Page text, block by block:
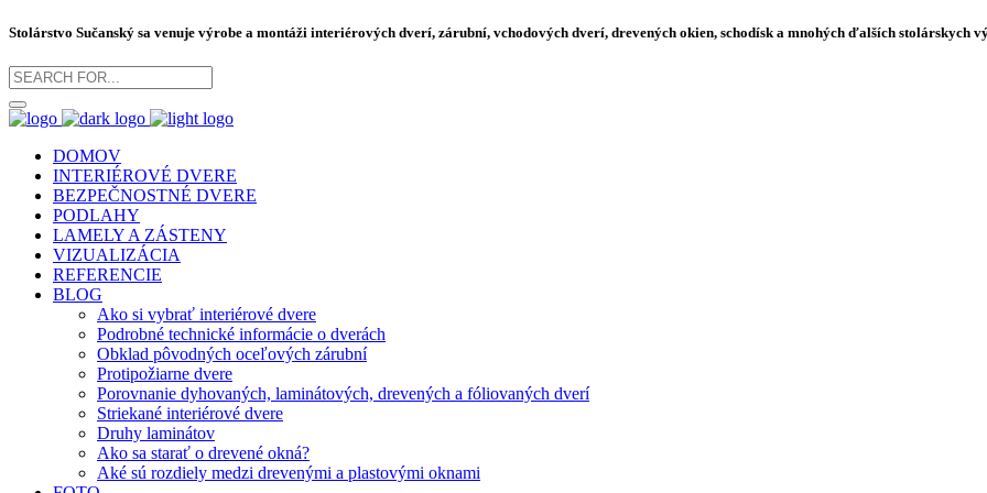
Stolárstvo Sučanský sa venuje výrobe a montáži interiérových dverí, zárubní, vchodových dverí, drevených okien, schodísk a mnohých ďalších stolárskych
DOMOV
INTERIÉROVÉ DVERE
BEZPEČNOSTNÉ DVERE
PODLAHY
LAMELY A ZÁSTENY
VIZUALIZÁCIA
REFERENCIE
BLOG
Ako si vybrať interiérové dvere
Podrobné technické informácie o dverách
Obklad pôvodných oceľových zárubní
Protipožiarne dvere
Porovnanie dyhovaných, laminátových, drevených a fóliovaných dverí
Striekané interiérové dvere
Druhy laminátov
Ako sa starať o drevené okná?
Aké sú rozdiely medzi drevenými a plastovými oknami